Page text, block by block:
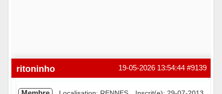
#9139
19-05-2026 13:54:44
ritoninho